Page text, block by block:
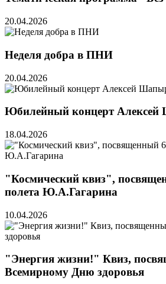
20.04.2026
Неделя добра в ПНИ
20.04.2026
Юбилейный концерт
18.04.2026
"Космический квиз",
полета Ю.А.Гагарина
10.04.2026
"Энергия жизни!" Квиз,
Всемирному Дню здоровья